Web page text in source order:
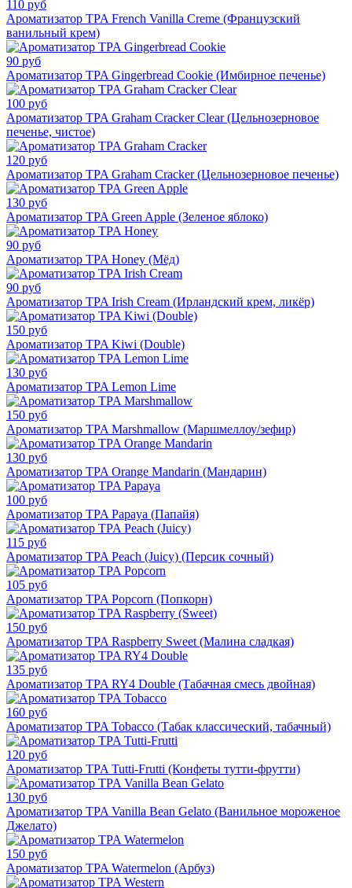
110 руб
Ароматизатор TPA French Vanilla Creme (Французский
ванильный крем)
90 руб
Ароматизатор TPA Gingerbread Cookie (Имбирное печенье)
100 руб
Ароматизатор TPA Graham Cracker Clear (Цельнозерновое
печенье, чистое)
120 руб
Ароматизатор TPA Graham Cracker (Цельнозерновое печенье)
130 руб
Ароматизатор TPA Green Apple (Зеленое яблоко)
90 руб
Ароматизатор TPA Honey (Мёд)
90 руб
Ароматизатор TPA Irish Cream (Ирландский крем, ликёр)
150 руб
Ароматизатор TPA Kiwi (Double)
130 руб
Ароматизатор TPA Lemon Lime
150 руб
Ароматизатор TPA Marshmallow (Маршмеллоу/зефир)
130 руб
Ароматизатор TPA Orange Mandarin (Мандарин)
100 руб
Ароматизатор TPA Papaya (Папайя)
115 руб
Ароматизатор TPA Peach (Juicy) (Персик сочный)
105 руб
Ароматизатор TPA Popcorn (Попкорн)
150 руб
Ароматизатор TPA Raspberry Sweet (Малина сладкая)
135 руб
Ароматизатор TPA RY4 Double (Табачная смесь двойная)
160 руб
Ароматизатор TPA Tobacco (Табак классический, табачный)
120 руб
Ароматизатор TPA Tutti-Frutti (Конфеты тутти-фрутти)
130 руб
Ароматизатор TPA Vanilla Bean Gelato (Ванильное мороженое
Джелато)
150 руб
Ароматизатор TPA Watermelon (Арбуз)